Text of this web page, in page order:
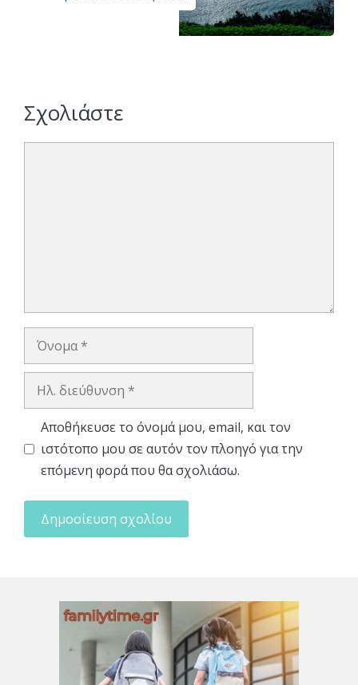
Σχολιάστε
Όνομα
Ηλ.
Αποθήκευσε το όνομά μου, email, και τον
ιστότοπο μου σε αυτόν τον πλοηγό για την
επόμενη φορά που θα σχολιάσω.